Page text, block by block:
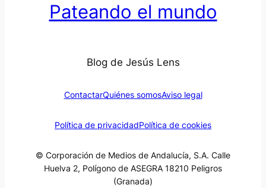
Pateando el mundo
Blog de Jesús Lens
ContactarQuiénes somosAviso legal
Política de privacidadPolítica de cookies
© Corporación de Medios de Andalucía, S.A. Calle
Huelva 2, Polígono de ASEGRA 18210 Peligros
(Granada)